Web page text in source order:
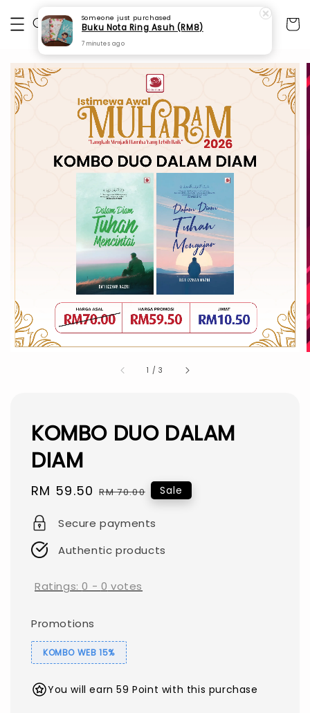
1 /3
KOMBO DUO DALAM
DIAM
Sale
RM 59.50 Regular
RM 70.00 Sale
Secure payments
Authentic products
Ratings:0 - 0 votes
Promotions
KOMBO WEB 15%
You will earn 59 Point with this purchase
Someone just purchased
Buku Nota Ring Asuh (RM8)
7 minutes ago